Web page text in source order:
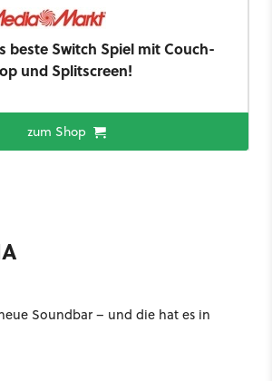
beste Switch Spiel mit Couch-
und Splitscreen!
zum Shop
Soundbar – und die hat es in